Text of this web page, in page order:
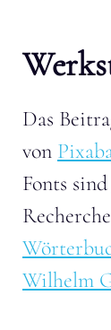
Das
von
Fonts sind
Wilhelm